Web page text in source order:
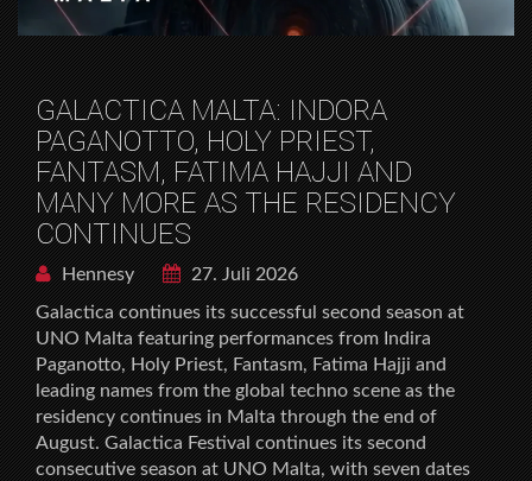
GALACTICA MALTA: INDORA
PAGANOTTO, HOLY PRIEST,
FANTASM, FATIMA HAJJI AND
MANY MORE AS THE RESIDENCY
CONTINUES
Hennesy
27. Juli 2026
Galactica continues its successful second season at
UNO Malta featuring performances from Indira
Paganotto, Holy Priest, Fantasm, Fatima Hajji and
leading names from the global techno scene as the
residency continues in Malta through the end of
August. Galactica Festival continues its second
consecutive season at UNO Malta, with seven dates